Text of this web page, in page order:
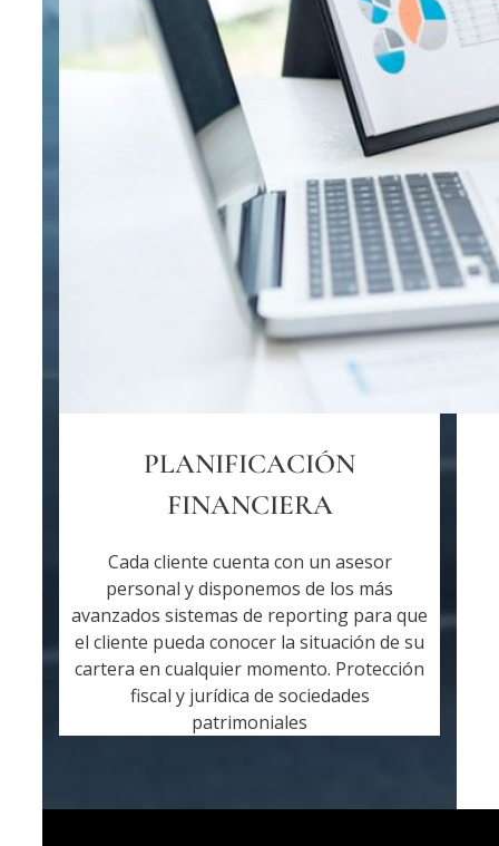
PLANIFICACIÓN
FINANCIERA
Cada cliente cuenta con un asesor
personal y disponemos de los más
avanzados sistemas de reporting para que
el cliente pueda conocer la situación de su
cartera en cualquier momento. Protección
fiscal y jurídica de sociedades
patrimoniales